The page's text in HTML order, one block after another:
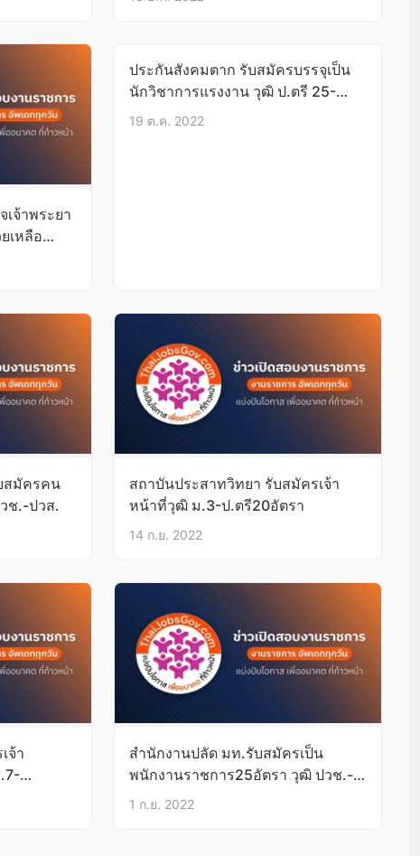
เจ้าพระยา
เหลือ
ประกันสังคมตาก รับสมัครบรรจุเป็น
นักวิชาการแรงงาน วุฒิ ป.ตรี 25-
31ต.ค.65
19 ต.ค. 2022
สมัครคน
ช.-ปวส.
สถาบันประสาทวิทยา รับสมัครเจ้า
หน้าที่วุฒิ ม.3-ป.ตรี20อัตรา
14 ก.ย. 2022
จ้า
สำนักงานปลัด มท.รับสมัครเป็น
พนักงานราชการ25อัตรา วุฒิ ปวช.-
ป.ตรี
1 ก.ย. 2022